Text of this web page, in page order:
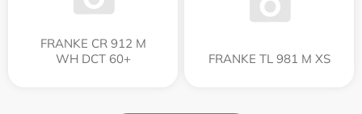
FRANKE CR 912 M
WH DCT 60+
FRANKE TL 981 M XS